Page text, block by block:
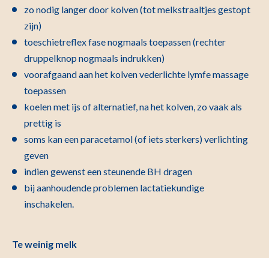
zo nodig langer door kolven (tot melkstraaltjes gestopt
zijn)
toeschietreflex fase nogmaals toepassen (rechter
druppelknop nogmaals indrukken)
voorafgaand aan het kolven vederlichte lymfe massage
toepassen
koelen met ijs of alternatief, na het kolven, zo vaak als
prettig is
soms kan een paracetamol (of iets sterkers) verlichting
geven
indien gewenst een steunende BH dragen
bij aanhoudende problemen lactatiekundige
inschakelen.
Te weinig melk